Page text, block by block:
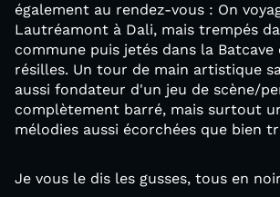
également au rendez-vous : On
Lautréamont à Dali, mais trempés
commune puis jetés dans la Batcave
résilles. Un tour de main artistique
aussi fondateur d'un jeu de scène/
complètement barré, mais surtout
mélodies aussi écorchées que bien
Je vous le dis les gusses, tous en